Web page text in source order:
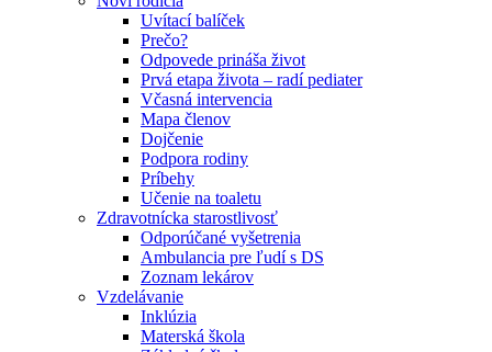
Uvítací balíček
Prečo?
Odpovede prináša život
Prvá etapa života – radí pediater
Včasná intervencia
Mapa členov
Dojčenie
Podpora rodiny
Príbehy
Učenie na toaletu
Zdravotnícka starostlivosť
Odporúčané vyšetrenia
Ambulancia pre ľudí s DS
Zoznam lekárov
Vzdelávanie
Inklúzia
Materská škola